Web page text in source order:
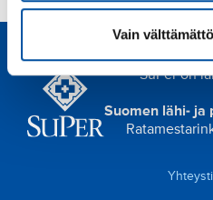
Vain
r
j
.
u
q
SuPer on
Suomen lähi- ja